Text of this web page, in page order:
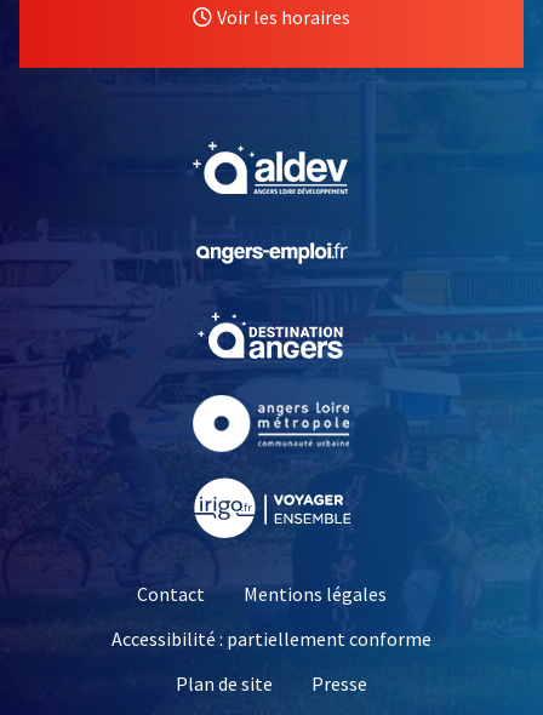
Voir les horaires
, Ouvre une nouvelle
, Ouvre une nouvelle
Contact
Mentions légales
Accessibilité : partiellement conforme
Plan de site
Presse